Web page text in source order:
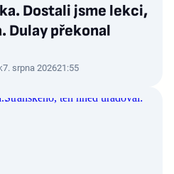
Dostali jsme lekci,
Dulay překonal
7. srpna 202621:55